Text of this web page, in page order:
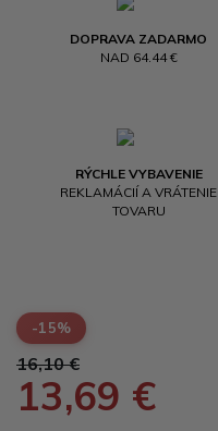
DOPRAVA ZADARMO
NAD 64.44 €
RÝCHLE VYBAVENIE
REKLAMÁCIÍ A VRÁTENIE
TOVARU
-15%
16,10 €
13,69 €